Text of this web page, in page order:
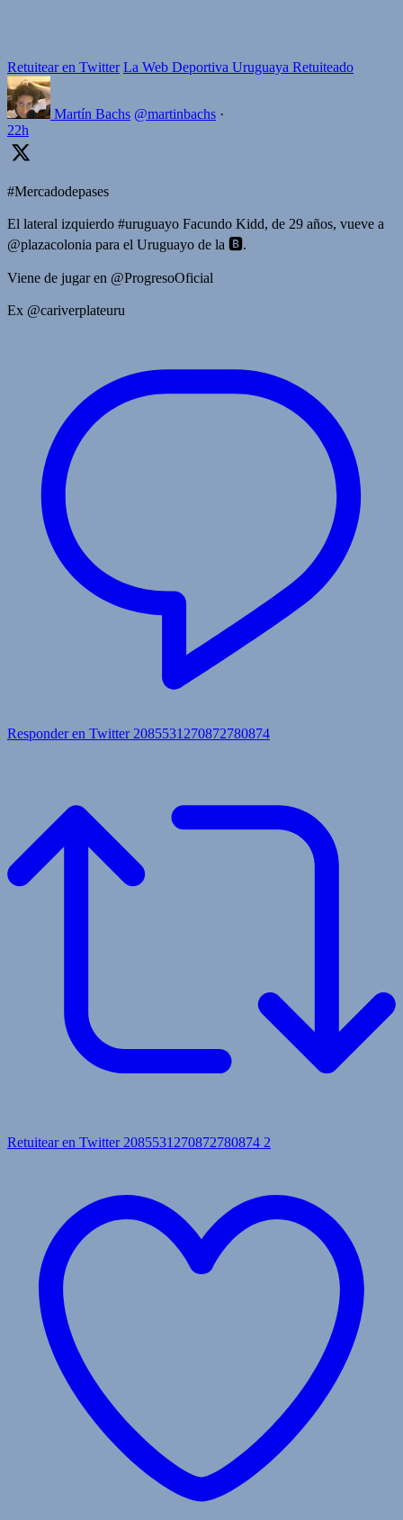
Retuitear en Twitter La Web Deportiva Uruguaya Retuiteado
Martín Bachs @martinbachs ·
22h
#Mercadodepases
El lateral izquierdo #uruguayo Facundo Kidd, de 29 años, vueve a
@plazacolonia para el Uruguayo de la 🅱️.
Viene de jugar en @ProgresoOficial
Ex @cariverplateuru
Responder en Twitter 2085531270872780874
Retuitear en Twitter 2085531270872780874 2